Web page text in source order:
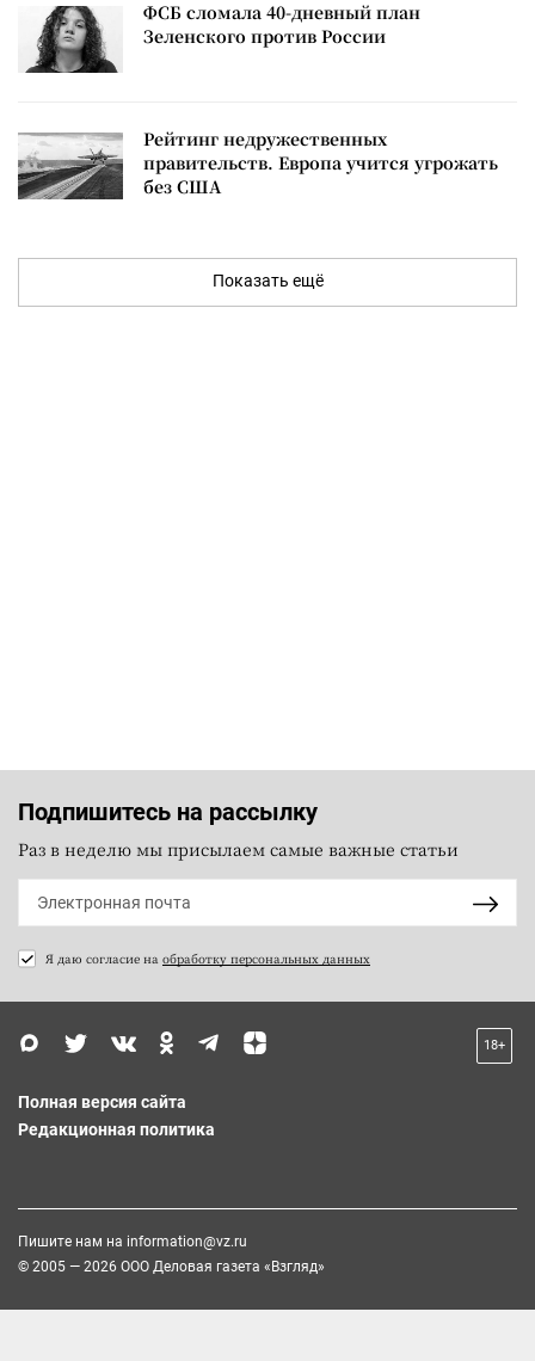
ФСБ сломала 40-дневный план
Зеленского против России
Рейтинг недружественных
правительств. Европа учится угрожать
без США
Показать ещё
Подпишитесь на рассылку
Раз в неделю мы присылаем самые важные статьи
Я даю согласие на обработку персональных данных
18+
Полная версия сайта
Редакционная политика
Пишите нам на information@vz.ru
© 2005 — 2026 ООО Деловая газета «Взгляд»